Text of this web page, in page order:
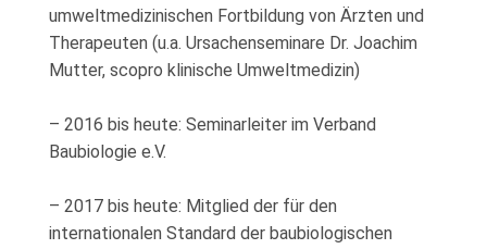
umweltmedizinischen Fortbildung von Ärzten und
Therapeuten (u.a. Ursachenseminare Dr. Joachim
Mutter, scopro klinische Umweltmedizin)
– 2016 bis heute: Seminarleiter im Verband
Baubiologie e.V.
– 2017 bis heute: Mitglied der für den
internationalen Standard der baubiologischen